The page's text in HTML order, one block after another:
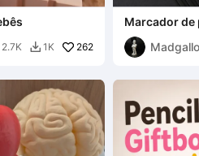
2.7K  1K 262
Marcador de